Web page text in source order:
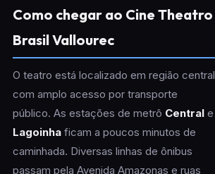
Como chegar ao Cine Theatro
Brasil Vallourec
O teatro está localizado em região central
com amplo acesso por transporte
público. As estações de metrô Centrale
Lagoinhaficam a poucos minutos de
caminhada. Diversas linhas de ônibus
passam pela Avenida Amazonas e ruas